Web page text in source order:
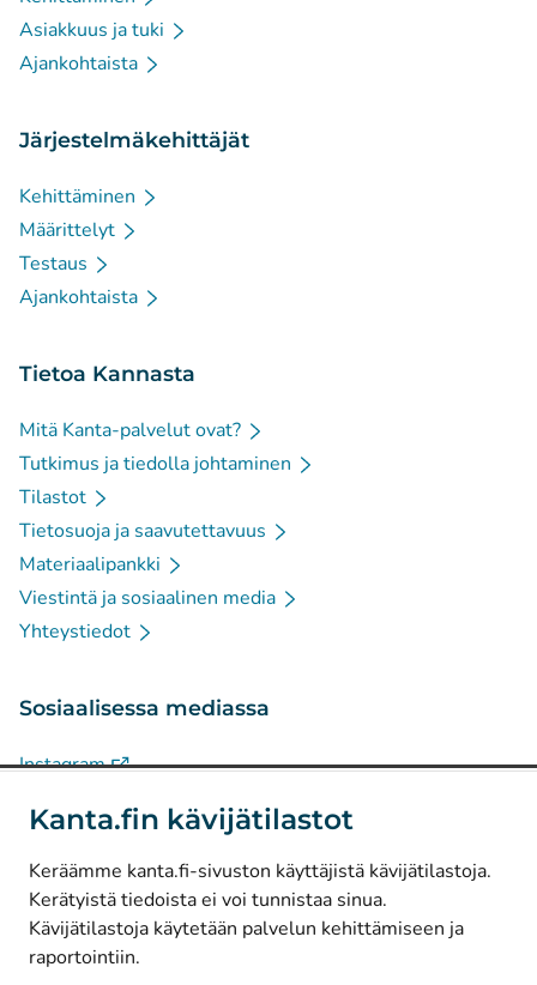
Kanta.fin kävijätilastot
Keräämme kanta.fi-sivuston käyttäjistä kävijätilastoja.
Kerätyistä tiedoista ei voi tunnistaa sinua.
Kävijätilastoja käytetään palvelun kehittämiseen ja
raportointiin.
Asiakkuus ja tuki
Ajankohtaista
Järjestelmäkehittäjät
Kehittäminen
Määrittelyt
Testaus
Ajankohtaista
Tietoa Kannasta
Mitä Kanta-palvelut ovat?
Tutkimus ja tiedolla johtaminen
Tilastot
Tietosuoja ja saavutettavuus
Materiaalipankki
Viestintä ja sosiaalinen media
Yhteystiedot
Sosiaalisessa mediassa
Instagram(Avautuu uuteen välilehteen)
Facebook(Avautuu uuteen välilehteen)
© Kanta-Palvelut, Kansaneläkelaitos
Tietosuoja